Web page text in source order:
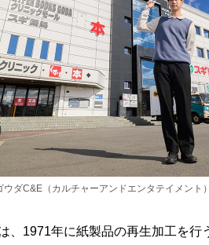
ダC&E（カルチャーアンドエンタテイメント
、1971年に紙製品の再生加工を行